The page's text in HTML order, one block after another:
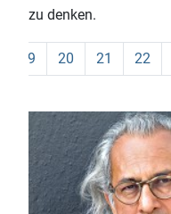
zu denken.
19 20 21 22